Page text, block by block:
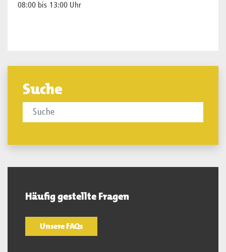
08:00 bis 13:00 Uhr
Suche
Häufig gestellte Fragen
Unsere FAQs